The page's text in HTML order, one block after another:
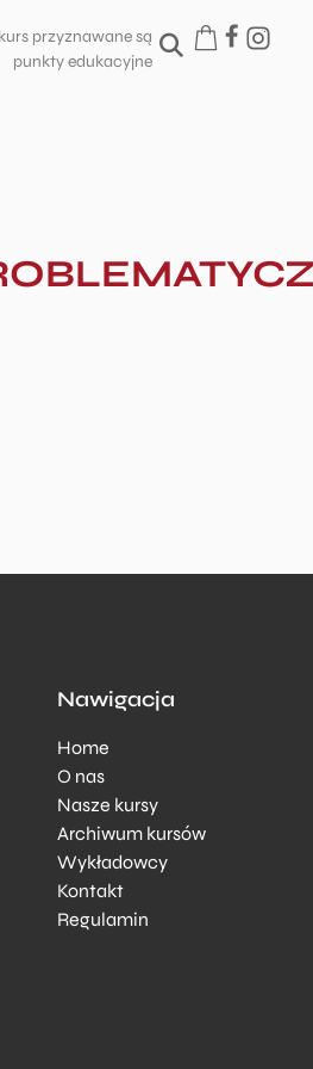
przyznawane są
punkty edukacyjne
Nawigacja
Home
O nas
Nasze kursy
Archiwum kursów
Wykładowcy
Kontakt
Regulamin